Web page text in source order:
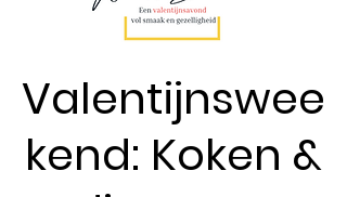
Valentijnswee
kend: Koken &